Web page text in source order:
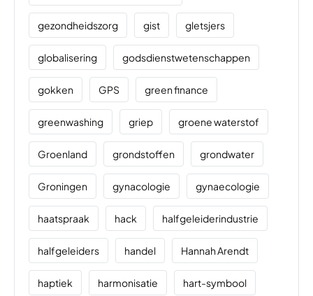
gezondheidszorg gist gletsjers
globalisering godsdienstwetenschappen
gokken GPS green finance
greenwashing griep groene waterstof
Groenland grondstoffen grondwater
Groningen gynacologie gynaecologie
haatspraak hack halfgeleiderindustrie
halfgeleiders handel Hannah Arendt
haptiek harmonisatie hart-symbool